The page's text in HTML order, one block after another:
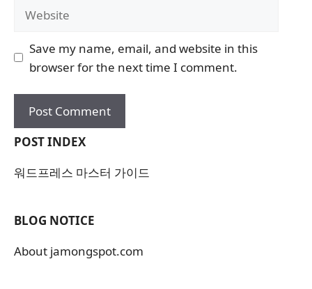
Save my name, email, and website in this
browser for the next time I comment.
POST INDEX
워드프레스 마스터 가이드
BLOG NOTICE
About jamongspot.com